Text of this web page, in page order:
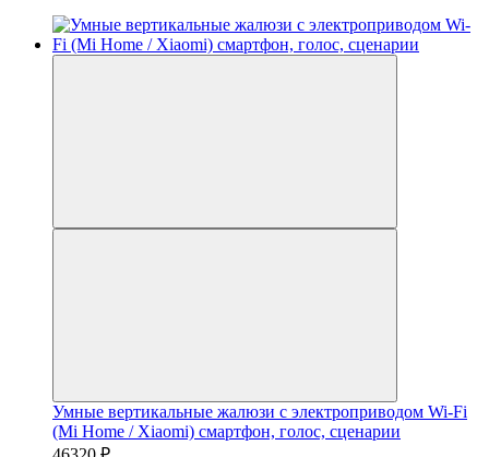
Умные вертикальные жалюзи с электроприводом Wi-Fi
(Mi Home / Xiaomi) смартфон, голос, сценарии